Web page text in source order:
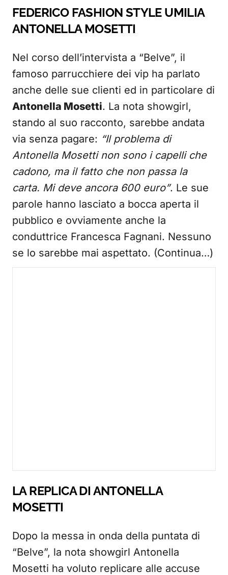
FEDERICO FASHION STYLE UMILIA
ANTONELLA MOSETTI
Nel corso dell’intervista a “Belve”, il
famoso parrucchiere dei vip ha parlato
anche delle sue clienti ed in particolare di
Antonella Mosetti. La nota showgirl,
stando al suo racconto, sarebbe andata
via senza pagare: “Il problema di
Antonella Mosetti non sono i capelli che
cadono, ma il fatto che non passa la
carta. Mi deve ancora 600 euro”. Le sue
parole hanno lasciato a bocca aperta il
pubblico e ovviamente anche la
conduttrice Francesca Fagnani. Nessuno
se lo sarebbe mai aspettato. (Continua…)
LA REPLICA DI ANTONELLA
MOSETTI
Dopo la messa in onda della puntata di
“Belve”, la nota showgirl Antonella
Mosetti ha voluto replicare alle accuse